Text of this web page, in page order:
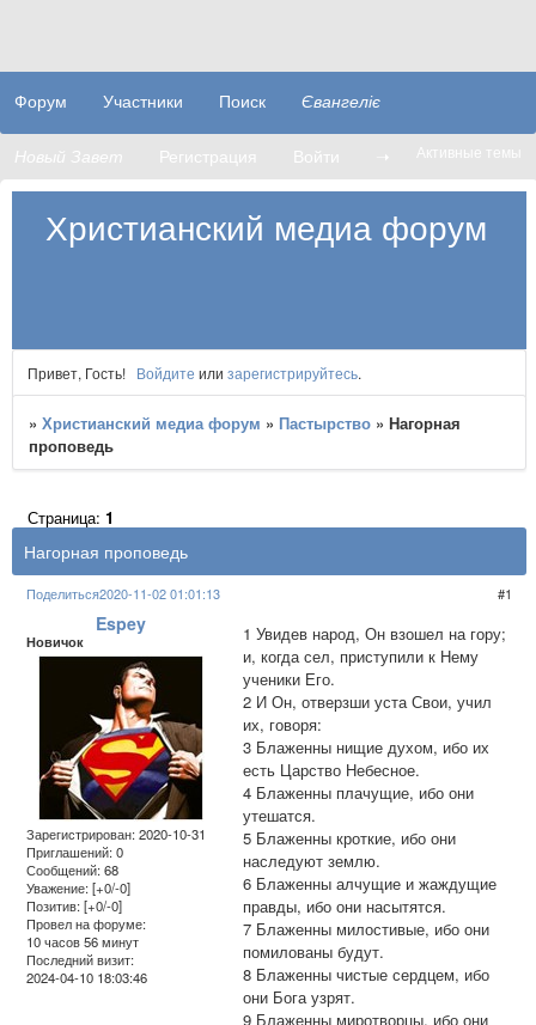
Христианский медиа форум
Форум Участники Поиск Євангеліє
Новый Завет Регистрация Войти ➝ Активные темы
Привет, Гость! Войдите или зарегистрируйтесь.
»Христианский медиа форум » Пастырство »Нагорная
проповедь
Нагорная проповедь
Страница:1
Поделиться 1
2020-11-02 01:01:13
Espey
Новичок
Зарегистрирован: 2020-10-31
Приглашений:0
Сообщений:68
Уважение: [+0/-0]
Позитив: [+0/-0]
Провел на форуме:
10 часов 56 минут
Последний визит:
2024-04-10 18:03:46
1 Увидев народ, Он взошел на гору;
и, когда сел, приступили к Нему
ученики Его.
2 И Он, отверзши уста Свои, учил
их, говоря:
3 Блаженны нищие духом, ибо их
есть Царство Небесное.
4 Блаженны плачущие, ибо они
утешатся.
5 Блаженны кроткие, ибо они
наследуют землю.
6 Блаженны алчущие и жаждущие
правды, ибо они насытятся.
7 Блаженны милостивые, ибо они
помилованы будут.
8 Блаженны чистые сердцем, ибо
они Бога узрят.
9 Блаженны миротворцы, ибо они